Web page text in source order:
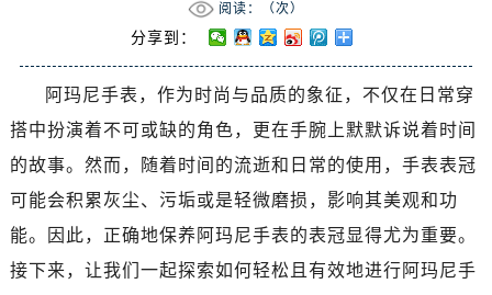
绍兴市越城区胜利东路379号世茂天际中心写字楼8层805室（需提前预约）
嘉兴市南湖区广益路705号嘉兴世界贸易中心写字楼A座13层1304室（需提前预约）
南昌市红谷滩新区红谷中大道998号绿地双子塔（中央广场）A1座办公楼14层07室（需提前预约）
济南市历下区经十路11111号华润中心写字楼（万象城）15层1508室（需提前预约）
广州市天河区天河路230号万菱汇国际中心写字楼A塔7层704室（需提前预约）
惠州市惠城区江北文昌一路7号华贸大厦写字楼1座30层05室（需提前预约）
阅读：（次）
分享到：
阿玛尼手表，作为时尚与品质的象征，不仅在日常穿
搭中扮演着不可或缺的角色，更在手腕上默默诉说着时间
的故事。然而，随着时间的流逝和日常的使用，手表表冠
可能会积累灰尘、污垢或是轻微磨损，影响其美观和功
能。因此，正确地保养阿玛尼手表的表冠显得尤为重要。
接下来，让我们一起探索如何轻松且有效地进行阿玛尼手